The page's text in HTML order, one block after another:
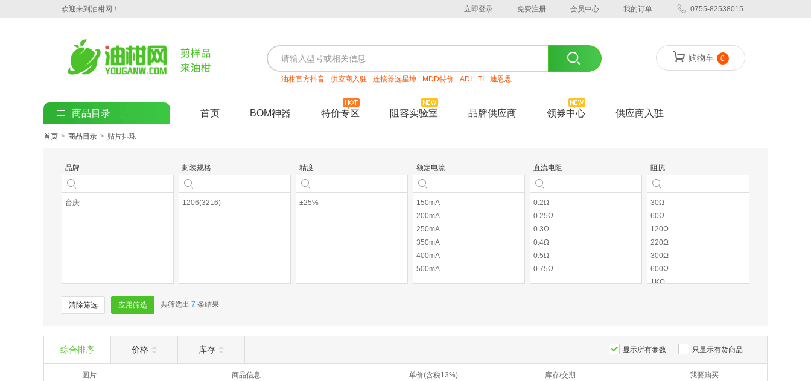
欢迎来到油柑网！ 立即登录 免费注册 会员中心 我的订单 0755-82538015
油柑官方抖音 供应商入驻 连接器选星坤 MDD特价 ADI TI 迪恩思
购物车 0
商品目录 首页 BOM神器 特价专区 阻容实验室 品牌供应商 领券中心 供应商入驻
首页 > 商品目录 > 贴片排珠
品牌
台庆
封装规格
1206(3216)
精度
±25%
额定电流
150mA
200mA
250mA
350mA
400mA
500mA
直流电阻
0.2Ω
0.25Ω
0.3Ω
0.4Ω
0.5Ω
0.75Ω
阻抗
30Ω
60Ω
120Ω
220Ω
300Ω
600Ω
1KΩ
清除筛选 应用筛选 共筛选出 7 条结果
综合排序 价格 库存 显示所有参数 只显示有货商品
图片 商品信息 单价(含税13%) 库存/交期 我要购买